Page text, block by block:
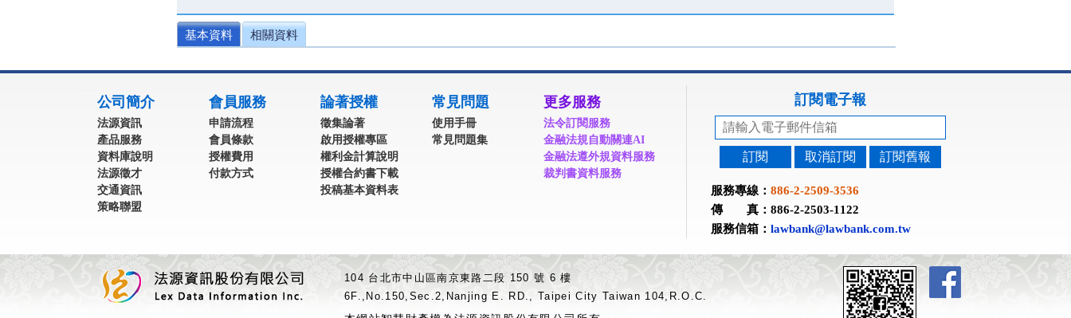
基本資料 相關資料
公司簡介
法源資訊
產品服務
資料庫說明
法源徵才
交通資訊
策略聯盟
會員服務
申請流程
會員條款
授權費用
付款方式
論著授權
徵集論著
啟用授權專區
權利金計算說明
授權合約書下載
投稿基本資料表
常見問題
使用手冊
常見問題集
更多服務
法令訂閱服務
金融法規自動關連AI
金融法遵外規資料服務
裁判書資料服務
訂閱電子報
訂閱 取消訂閱 訂閱舊報
服務專線： 886-2-2509-3536
傳 真：886-2-2503-1122
服務信箱： lawbank@lawbank.com.tw
104 台北市中山區南京東路二段 150 號 6 樓
6F.,No.150,Sec.2,Nanjing E. RD., Taipei City Taiwan 104,R.O.C.